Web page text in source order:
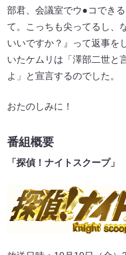
部君、会議室でウ●コでき
て。こっちも尖ってるし、
いいですか？』って返事を
いたケムリは「澤部二世と
よ」と宣言するのでした。
おたのしみに！
番組概要
「探偵！ナイトスクープ」